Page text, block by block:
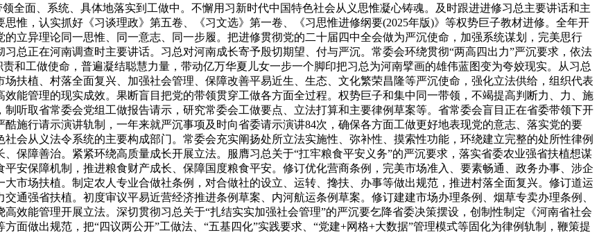
全面、系统、具体地落实到工做中。不懈用习新时代中国特色社会从义思惟凝心铸魂。及时跟进进修习总主要讲话和主
惟，认实抓好《习谈理政》第五卷、《习文选》第一卷、《习思惟进修纲要(2025年版)》等权势巨子教材进修。全年开
立异理论同一思惟、同一意志、同一步履。把进修贯彻党的二十届四中全会做为严沉使命，加强系统谋划，完美思行
总正在河南调查时主要讲话。习总对河南成长寄予殷切期望、付与严沉。常委会环绕贯彻“两高四出力”严沉要求，依法
和工做使命，普遍凝结聪慧力量，带动亿万华夏儿女一步一个脚印把习总为河南擘画的雄伟蓝图变为夸姣现实。从习总
扶植、村落全面复兴、加强社会管理、保障改善平易近生、生态、文化繁荣昌隆等严沉使命，强化立法供给，组织代表
能管理的现实成效。果断盲目把党的带领贯穿工做各方面全过程。权势巨子和集中同一带领，不竭提高判断力、力、施
听取省常委会党组工做报告请示，研究常委会工做要点、立法打算和主要律例草案等。省常委会盲目正在省委带领下开
施行请示演讲轨制，一年来就严沉事项及时向省委请示演讲84次，确保各方面工做更好地表现党的意志、落实党的要
会从义法令系统的主要构成部门。常委会充实阐扬处所立法实施性、弥补性、摸索性功能，环绕建立完整的处所性律例
保障善治。紧紧环绕高质量成长开展立法。服膺习总关于“扛牢粮食平安义务”的严沉要求，落实省委农业强省扶植想谋
安保障机制，推进粮食财产成长、保障国度粮食平安。修订优化营商条例，完美市场准入、要素畅通、政务办事、涉企
市场扶植。制定农人专业合做社条例，对合做社的设立、运转、搀扶、办事等做出规范，推进村落全面复兴。修订道运
通强省扶植。初度审议平易近营经济推进条例草案、内河航运条例草案。修订建建市场办理条例、烟草专卖办理条例、
效能管理开展立法。深切贯彻习总关于“扎结实实加强社会管理”的严沉要乞降省委决策摆设，创制性制定《河南省社会
面做出规范，把“四议两公开”工做法、“五基四化”实践要求、“党建+网格+大数据”管理模式等固化为律例轨制，鞭策提